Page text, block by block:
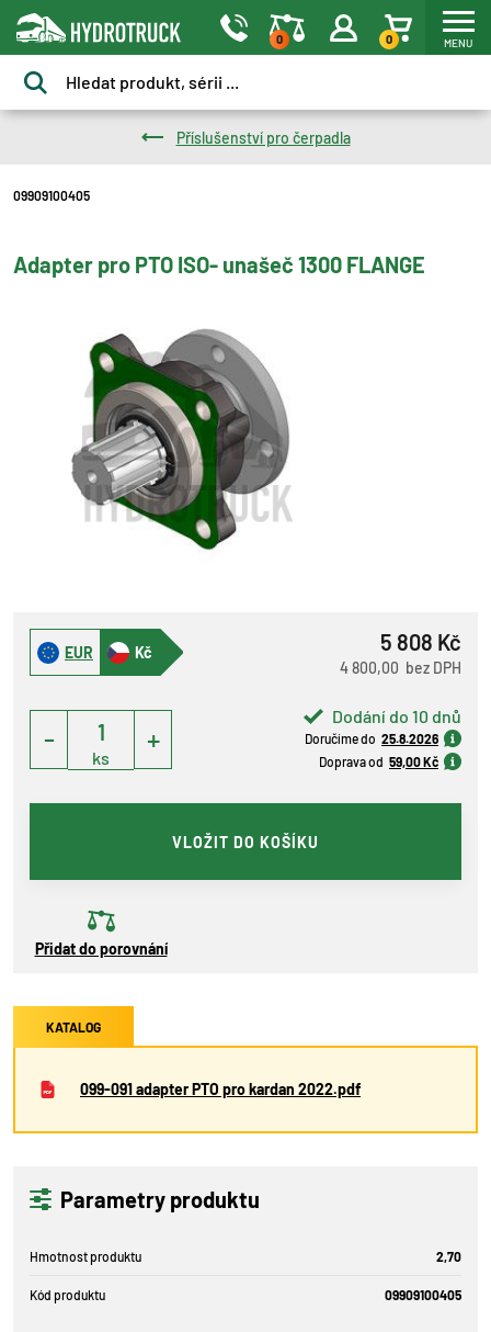
0 0 MENU
Příslušenství pro čerpadla
09909100405
Adapter pro PTO ISO- unašeč 1300 FLANGE
EUR Kč 5 808 Kč
4 800,00 bez DPH
Dodání do 10 dnů
Doručíme do 25.8.2026
Doprava od 59,00 Kč
-
ks
+
VLOŽIT DO KOŠÍKU
Přidat do porovnání
KATALOG
099-091 adapter PTO pro kardan 2022.pdf
Parametry produktu
Hmotnost produktu 2,70
Kód produktu 09909100405